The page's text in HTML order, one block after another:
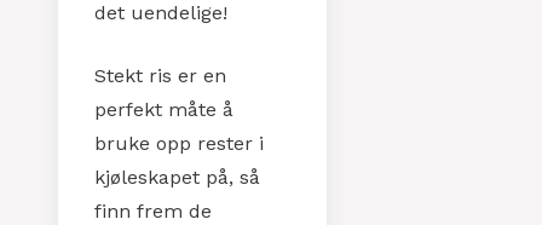
det uendelige!
Stekt ris er en
perfekt måte å
bruke opp rester i
kjøleskapet på, så
finn frem de